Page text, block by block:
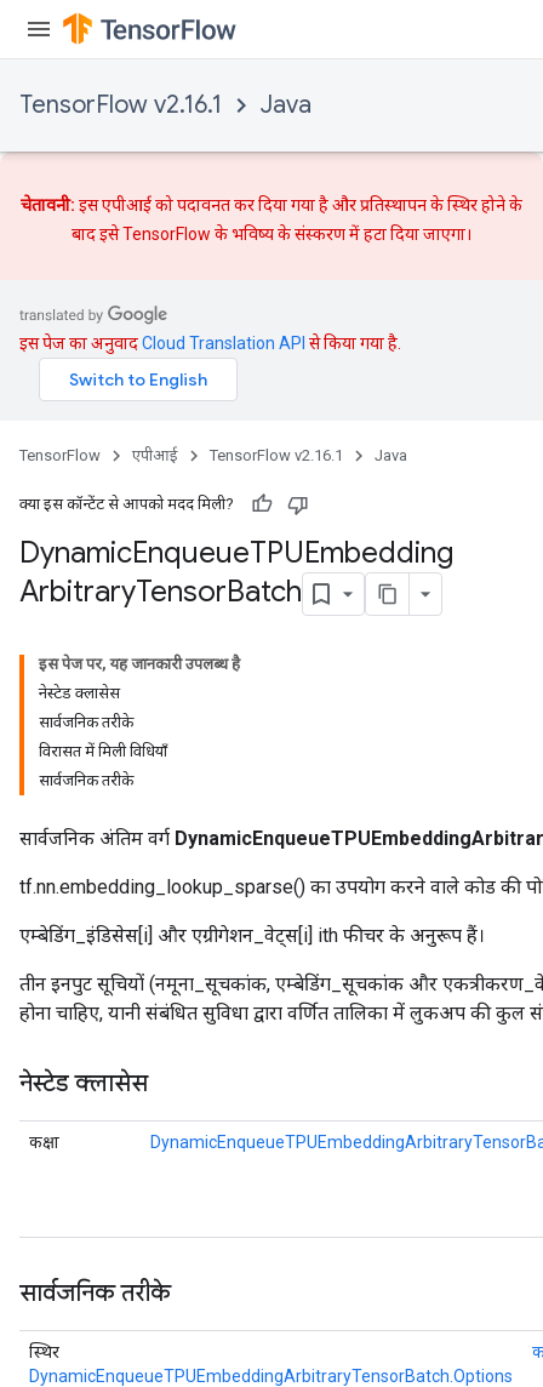
TensorFlow v2.16.1 Java
चेतावनी: इस एपीआई को पदावनत कर दिया गया है औरप्रतिस्थापनके स्थिर होने के
बाद इसे TensorFlow के भविष्य के संस्करण में हटा दिया जाएगा।
इस पेज का अनुवादCloud Translation API से किया गया है.
TensorFlow एपीआई TensorFlow v2.16.1 Java
क्या इस कॉन्टेंट से आपको मदद मिली?
DynamicEnqueueTPUEmbedding
ArbitraryTensorBatch
इस पेज पर, यह जानकारी उपलब्ध है
नेस्टेड क्लासेस
सार्वजनिक तरीके
विरासत में मिली विधियाँ
सार्वजनिक तरीके
सार्वजनिक अंतिम वर्ग
tf.nn.embedding_lookup_sparse() का उपयोग करने वाले कोड की
एम्बेडिंग_इंडिसेस[i] और एग्रीगेशन_वेट्स[i] ith फीचर के अनुरूप हैं।
तीन इनपुट सूचियों (नमूना_सूचकांक, एम्बेडिंग_सूचकांक और
होना चाहिए, यानी संबंधित सुविधा द्वारा वर्णित तालिका में लुकअप की
नेस्टेड क्लासेस
कक्षा
सार्वजनिक तरीके
स्थिर
DynamicEnqueueTPUEmbeddingArbitraryTensorBatch.Options